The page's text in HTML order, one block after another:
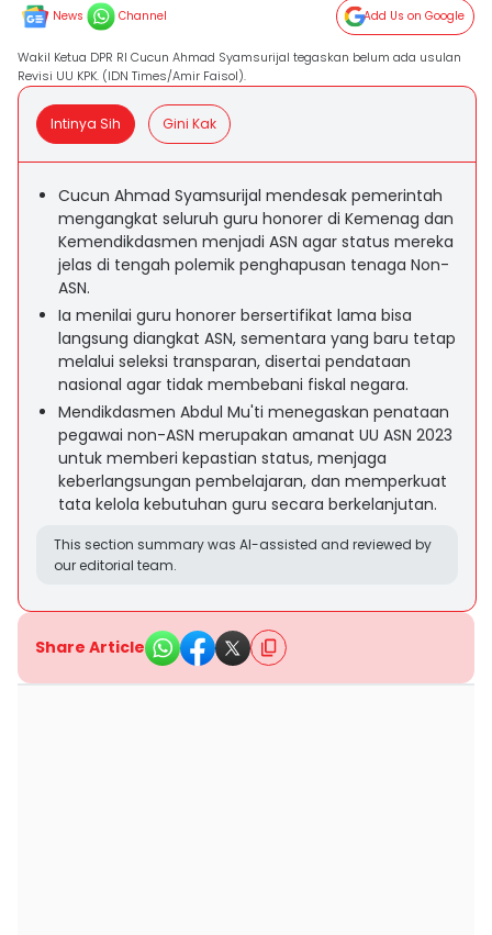
News Channel Add Us on Google
Wakil Ketua DPR RI Cucun Ahmad Syamsurijal tegaskan belum ada usulan
Revisi UU KPK. (IDN Times/Amir Faisol).
Intinya Sih Gini Kak
Cucun Ahmad Syamsurijal mendesak pemerintah
mengangkat seluruh guru honorer di Kemenag dan
Kemendikdasmen menjadi ASN agar status mereka
jelas di tengah polemik penghapusan tenaga Non-
ASN.
Ia menilai guru honorer bersertifikat lama bisa
langsung diangkat ASN, sementara yang baru tetap
melalui seleksi transparan, disertai pendataan
nasional agar tidak membebani fiskal negara.
Mendikdasmen Abdul Mu'ti menegaskan penataan
pegawai non-ASN merupakan amanat UU ASN 2023
untuk memberi kepastian status, menjaga
keberlangsungan pembelajaran, dan memperkuat
tata kelola kebutuhan guru secara berkelanjutan.
This section summary was AI-assisted and reviewed by
our editorial team.
Share Article